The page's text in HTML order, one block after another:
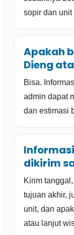
sopir dan
Apakah
Dieng
Bisa.
admin dapat
dan estimasi
dikirim
Kirim
tujuan akhir,
unit, dan
atau lanjut